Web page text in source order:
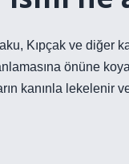
Kıpçak ve diğer
önüne
kanınla lekelenir